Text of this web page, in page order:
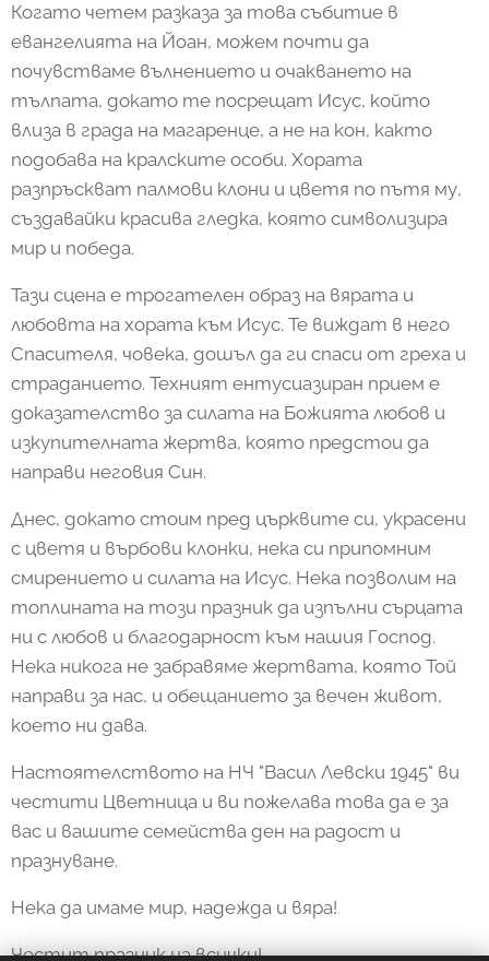
Когато четем разказа за това събитие в
евангелията на Йоан, можем почти да
почувстваме вълнението и очакването на
тълпата, докато те посрещат Исус, който
влиза в града на магаренце, а не на кон, както
подобава на кралските особи. Хората
разпръскват палмови клони и цветя по пътя му,
създавайки красива гледка, която символизира
мир и победа.
Тази сцена е трогателен образ на вярата и
любовта на хората към Исус. Те виждат в него
Спасителя, човека, дошъл да ги спаси от греха и
страданието. Техният ентусиазиран прием е
доказателство за силата на Божията любов и
изкупителната жертва, която предстои да
направи неговия Син.
Днес, докато стоим пред църквите си, украсени
с цветя и върбови клонки, нека си припомним
смирението и силата на Исус. Нека позволим на
топлината на този празник да изпълни сърцата
ни с любов и благодарност към нашия Господ.
Нека никога не забравяме жертвата, която Той
направи за нас, и обещанието за вечен живот,
което ни дава.
Настоятелството на НЧ "Васил Левски 1945" ви
честити Цветница и ви пожелава това да е за
вас и вашите семейства ден на радост и
празнуване.
Нека да имаме мир, надежда и вяра!
Честит празник на всички!